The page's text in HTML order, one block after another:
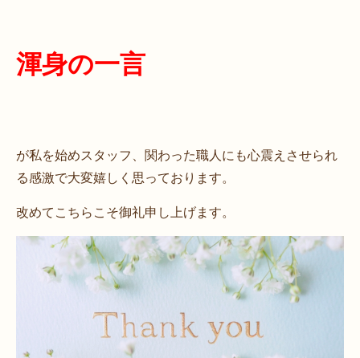
渾身の一言
が私を始めスタッフ、関わった職人にも心震えさせられ
る感激で大変嬉しく思っております。
改めてこちらこそ御礼申し上げます。